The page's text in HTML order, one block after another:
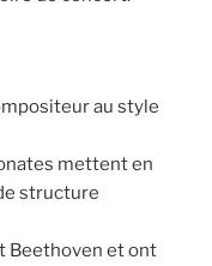
au style
mettent en
structure
Beethoven et ont